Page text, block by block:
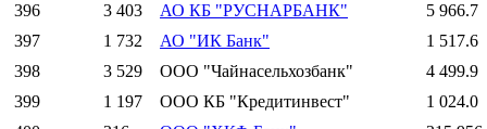
396 3 403 АО КБ "РУСНАРБАНК"
5 966.7
397
1 732 АО "ИК Банк"
1 517.6
398
3 529 ООО "Чайнасельхозбанк"
4 499.9
399
1 197 ООО КБ "Кредитинвест"
1 024.0